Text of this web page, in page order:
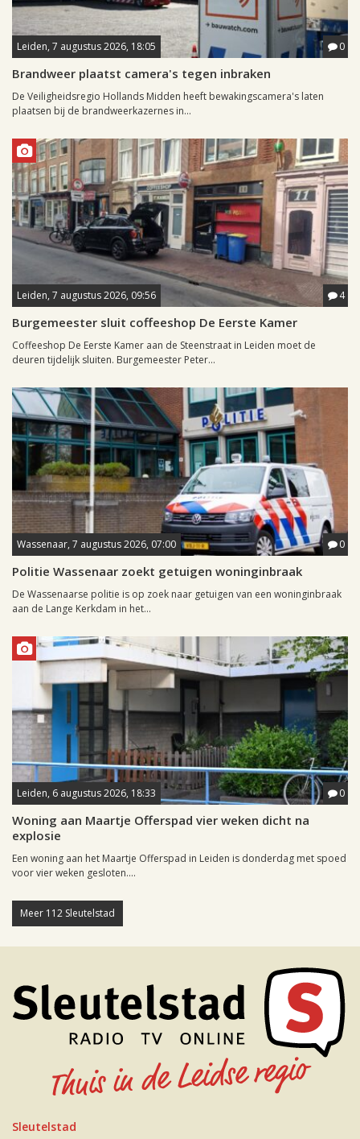
Leiden, 7 augustus 2026, 18:05 0
Brandweer plaatst camera's tegen inbraken
De Veiligheidsregio Hollands Midden heeft bewakingscamera's laten
plaatsen bij de brandweerkazernes in...
Leiden, 7 augustus 2026, 09:56 4
Burgemeester sluit coffeeshop De Eerste Kamer
Coffeeshop De Eerste Kamer aan de Steenstraat in Leiden moet de
deuren tijdelijk sluiten. Burgemeester Peter...
Wassenaar, 7 augustus 2026, 07:00 0
Politie Wassenaar zoekt getuigen woninginbraak
De Wassenaarse politie is op zoek naar getuigen van een woninginbraak
aan de Lange Kerkdam in het...
Leiden, 6 augustus 2026, 18:33 0
Woning aan Maartje Offerspad vier weken dicht na
explosie
Een woning aan het Maartje Offerspad in Leiden is donderdag met spoed
voor vier weken gesloten....
Meer 112 Sleutelstad
Sleutelstad